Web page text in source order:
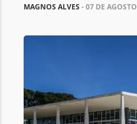
MAGNOS ALVES - 07 DE AGOSTO